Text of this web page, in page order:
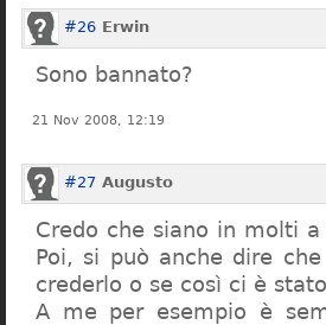
#26 Erwin
Sono bannato?
21 Nov 2008, 12:19
#27 Augusto
Credo che siano in molti
Poi, si può anche dire
crederlo o se così ci è
A me per esempio è